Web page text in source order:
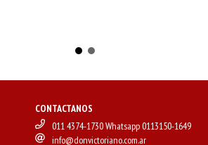
CONTACTANOS
011 4374-1730 Whatsapp 0113150-1649
info@donvictoriano.com.ar